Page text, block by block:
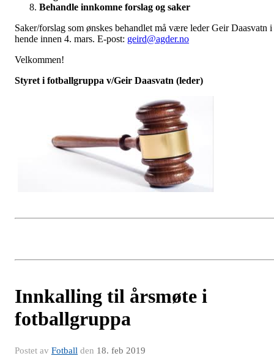
Behandle innkomne forslag og saker
Saker/forslag som ønskes behandlet må være leder Geir Daasvatn i
hende innen 4. mars. E-post: geird@agder.no
Velkommen!
Styret i fotballgruppa v/Geir Daasvatn (leder)
Innkalling til årsmøte i
fotballgruppa
Postet av Fotball den 18. feb 2019